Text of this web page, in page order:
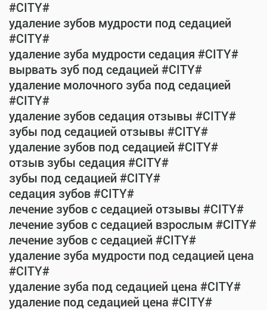
#CITY#
удаление зубов мудрости под седацией
#CITY#
удаление зуба мудрости седация #CITY#
вырвать зуб под седацией #CITY#
удаление молочного зуба под седацией
#CITY#
удаление зубов седация отзывы #CITY#
зубы под седацией отзывы #CITY#
удаление зубов под седацией #CITY#
отзыв зубы седация #CITY#
зубы под седацией #CITY#
седация зубов #CITY#
лечение зубов с седацией отзывы #CITY#
лечение зубов с седацией взрослым #CITY#
лечение зубов с седацией #CITY#
удаление зуба мудрости под седацией цена
#CITY#
удаление зуба под седацией цена #CITY#
удаление под седацией цена #CITY#